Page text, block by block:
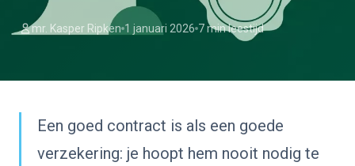
mr. Kasper Ripken 1 januari 2026 7 min leestijd
Een goed contract is als een goede
verzekering: je hoopt hem nooit nodig te